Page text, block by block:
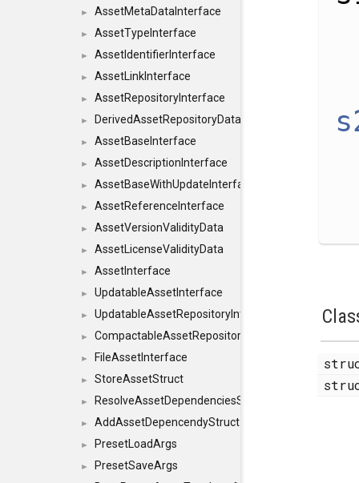
► AssetMetaDataInterface
► AssetTypeInterface
► AssetIdentifierInterface
► AssetLinkInterface
► AssetRepositoryInterface
► DerivedAssetRepositoryDataInterface
► AssetBaseInterface
► AssetDescriptionInterface
► AssetBaseWithUpdateInterface
► AssetReferenceInterface
► AssetVersionValidityData
► AssetLicenseValidityData
► AssetInterface
► UpdatableAssetInterface
► UpdatableAssetRepositoryInterface
► CompactableAssetRepositoryInterface
► FileAssetInterface
► StoreAssetStruct
► ResolveAssetDependenciesStruct
► AddAssetDepencendyStruct
► PresetLoadArgs
►
PresetSaveArgs